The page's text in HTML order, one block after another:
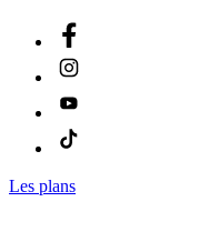
Les plans